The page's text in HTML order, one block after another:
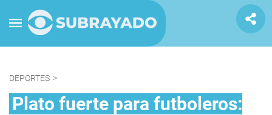
DEPORTES >
Plato fuerte para futboleros: